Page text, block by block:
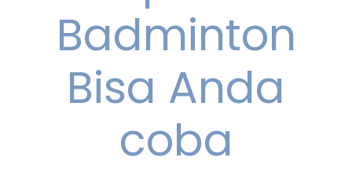
Badminton
Bisa Anda
coba